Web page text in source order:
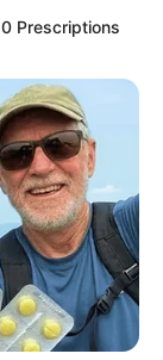
8 Sultriest
Prescriptions